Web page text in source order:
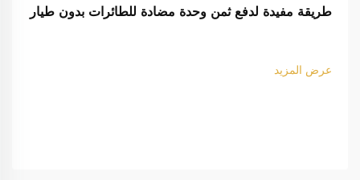
طريقة مفيدة لدفع ثمن وحدة مضادة للطائرات بدون طيار
عرض المزيد